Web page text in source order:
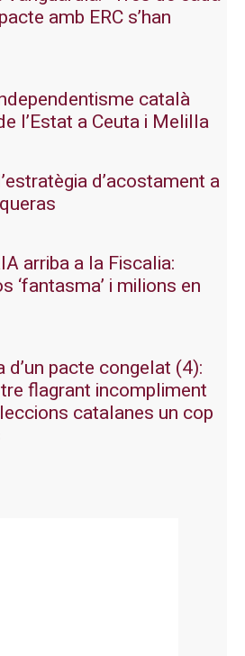
amb ERC s’han
català
l’Estat a Ceuta i Melilla
d’acostament a
arriba a la Fiscalia:
‘fantasma’ i milions en
d’un pacte congelat (4):
flagrant incompliment
catalanes un cop